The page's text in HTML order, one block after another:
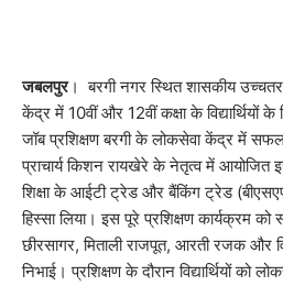
जबलपुर। बरगी नगर स्थित शासकीय उच्चतर
केंद्र में 10वीं और 12वीं कक्षा के
जॉब प्रशिक्षण बरगी के लोकसेवा केंद्र में
प्राचार्य किशन रायखेरे के नेतृत्व में आयोजित
शिक्षा के आईटी ट्रेड और बैंकिंग ट्रेड
हिस्सा लिया। इस पूरे प्रशिक्षण कार्यक्रम
छीरसागर, मिताली राजपूत, आरती रजक और
निभाई। प्रशिक्षण के दौरान विद्यार्थियों को